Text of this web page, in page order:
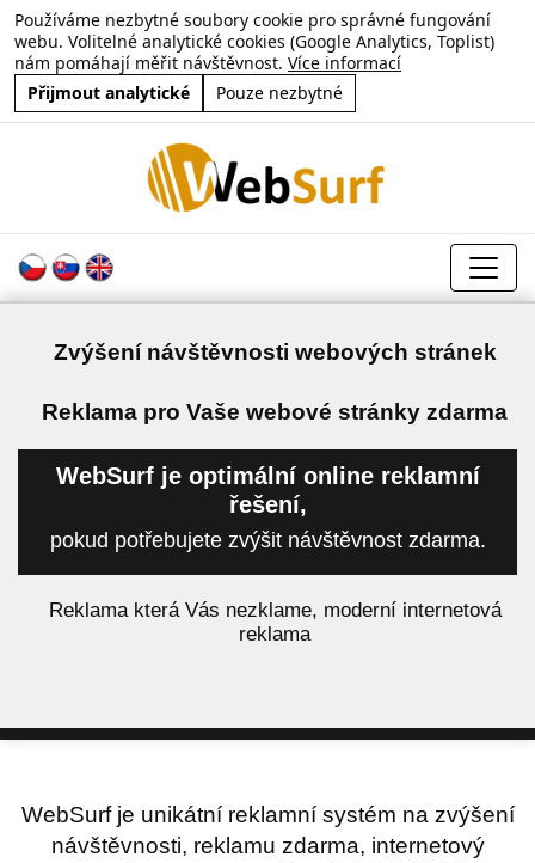
Používáme nezbytné soubory cookie pro správné fungování
webu. Volitelné analytické cookies (Google Analytics, Toplist)
nám pomáhají měřit návštěvnost. Více informací
Přijmout analytické
Pouze nezbytné
Zvýšení návštěvnosti webových stránek
Reklama pro Vaše webové stránky zdarma
WebSurf je optimální online reklamní
řešení,
pokud potřebujete zvýšit návštěvnost zdarma.
Reklama která Vás nezklame, moderní internetová
reklama
WebSurf je unikátní reklamní systém na zvýšení
návštěvnosti, reklamu zdarma, internetový